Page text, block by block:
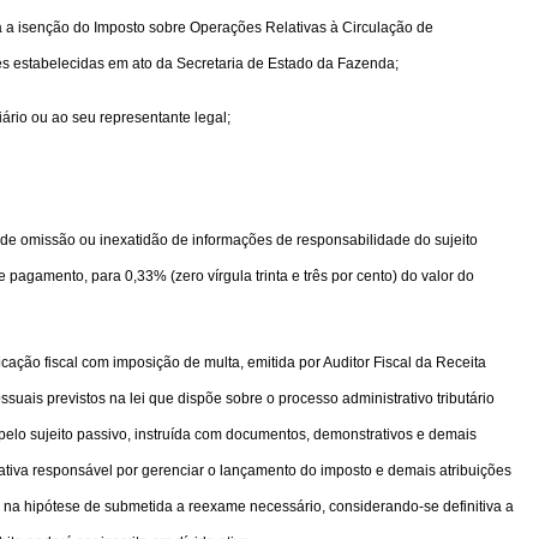
isenção do Imposto sobre Operações Relativas à Circulação de
estabelecidas em ato da Secretaria de Estado da Fazenda;
ou ao seu representante legal;
omissão ou inexatidão de informações de responsabilidade do sujeito
para 0,33% (zero vírgula trinta e três por cento) do valor do
fiscal com imposição de multa, emitida por Auditor Fiscal da Receita
previstos na lei que dispõe sobre o processo administrativo tributário
sujeito passivo, instruída com documentos, demonstrativos e demais
responsável por gerenciar o lançamento do imposto e demais atribuições
hipótese de submetida a reexame necessário, considerando-se definitiva a